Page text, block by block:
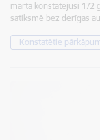
martā konstatējusi 172
satiksmē bez derīgas
Konstatētie